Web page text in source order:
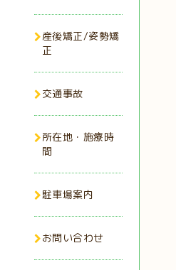
産後矯正/姿勢矯
正
交通事故
所在地・施療時
間
駐車場案内
お問い合わせ